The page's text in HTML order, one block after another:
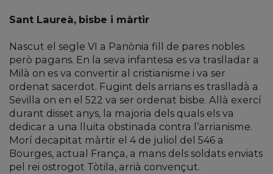
Sant Laureà, bisbe i màrtir
Nascut el segle VI a Panònia fill de pares nobles
però pagans. En la seva infantesa es va traslladar a
Milà on es va convertir al cristianisme i va ser
ordenat sacerdot. Fugint dels arrians es traslladà a
Sevilla on en el 522 va ser ordenat bisbe. Allà exercí
durant disset anys, la majoria dels quals els va
dedicar a una lluita obstinada contra l’arrianisme.
Morí decapitat màrtir el 4 de juliol del 546 a
Bourges, actual França, a mans dels soldats enviats
pel rei ostrogot Tòtila, arrià convençut.